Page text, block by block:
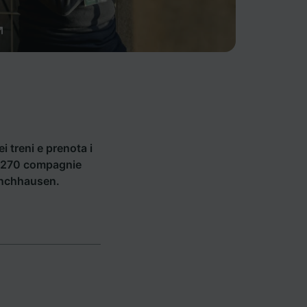
treni e prenota i
compagnie